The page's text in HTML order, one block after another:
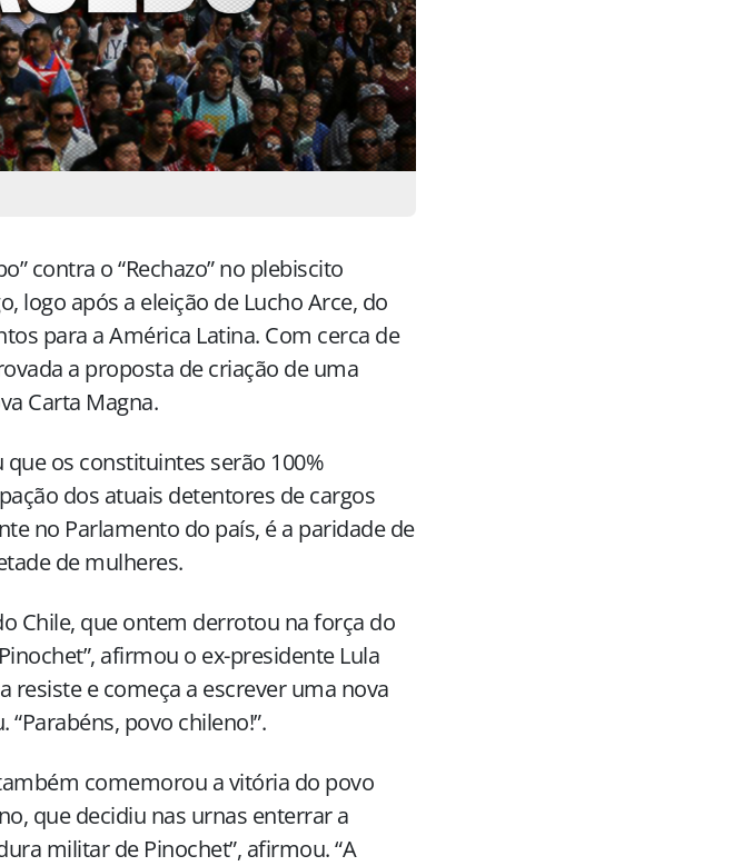
contra o “Rechazo” no plebiscito
logo após a eleição de Lucho Arce, do
para a América Latina. Com cerca de
a proposta de criação de uma
Carta Magna.
os constituintes serão 100%
dos atuais detentores de cargos
no Parlamento do país, é a paridade de
de mulheres.
Chile, que ontem derrotou na força do
afirmou o ex-presidente Lula
resiste e começa a escrever uma nova
povo chileno!”.
comemorou a vitória do povo
que decidiu nas urnas enterrar a
militar de Pinochet”, afirmou. “A